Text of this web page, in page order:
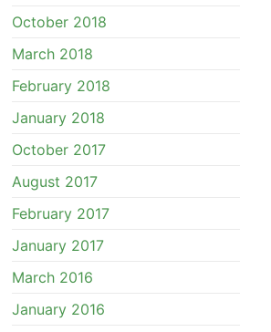
October 2018
March 2018
February 2018
January 2018
October 2017
August 2017
February 2017
January 2017
March 2016
January 2016